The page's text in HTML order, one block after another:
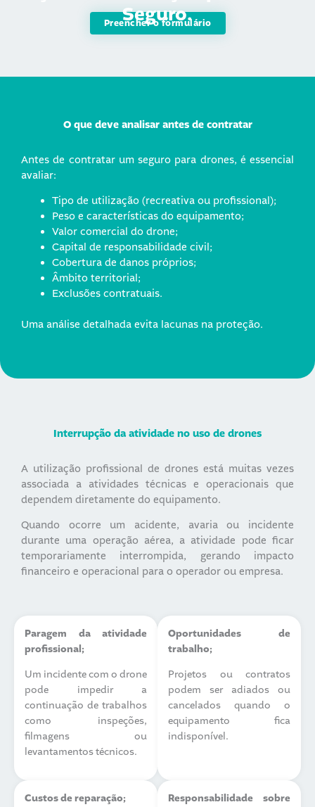
Seguro.
Preencher o formulário
O que deve analisar antes de contratar
Antes de contratar um seguro para drones, é essencial
avaliar:
Tipo de utilização (recreativa ou profissional);
Peso e características do equipamento;
Valor comercial do drone;
Capital de responsabilidade civil;
Cobertura de danos próprios;
Âmbito territorial;
Exclusões contratuais.
Uma análise detalhada evita lacunas na proteção.
Interrupção da atividade no uso de drones
A utilização profissional de drones está muitas vezes
associada a atividades técnicas e operacionais que
dependem diretamente do equipamento.
Quando ocorre um acidente, avaria ou incidente
durante uma operação aérea, a atividade pode ficar
temporariamente interrompida, gerando impacto
financeiro e operacional para o operador ou empresa.
Paragem da atividade
profissional;
Um incidente com o drone
pode impedir a
continuação de trabalhos
como inspeções,
filmagens ou
levantamentos técnicos.
Oportunidades de
trabalho;
Projetos ou contratos
podem ser adiados ou
cancelados quando o
equipamento fica
indisponível.
Custos de reparação; Responsabilidade sobre